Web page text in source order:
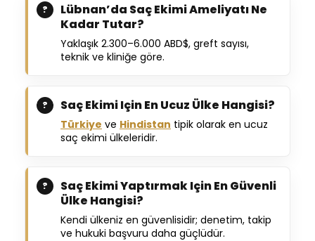
Lübnan’da Saç Ekimi Ameliyatı Ne
Kadar Tutar?
Yaklaşık 2.300–6.000 ABD$, greft sayısı,
teknik ve kliniğe göre.
Saç Ekimi Için En Ucuz Ülke Hangisi?
Türkiye ve Hindistan tipik olarak en ucuz
saç ekimi ülkeleridir.
Saç Ekimi Yaptırmak Için En Güvenli
Ülke Hangisi?
Kendi ülkeniz en güvenlisidir; denetim, takip
ve hukuki başvuru daha güçlüdür.